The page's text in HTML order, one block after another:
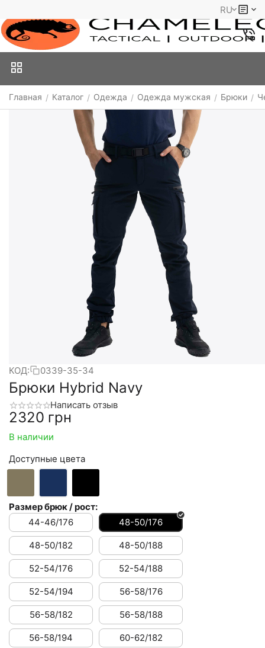
RU
Главная / Каталог / Одежда / Одежда мужская / Брюки /
КОД: 0339-35-34
Брюки Hybrid Navy
Написать отзыв
‍2320‍ грн
В наличии
Доступные цвета
Размер брюк / рост:
44-46/176
48-50/176
48-50/182 48-50/188
52-54/176 52-54/188
52-54/194 56-58/176
56-58/182 56-58/188
56-58/194 60-62/182